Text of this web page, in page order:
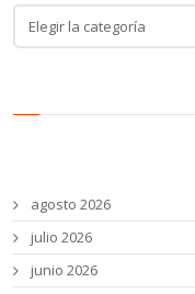
Categoría
de
noticias
agosto 2026
julio 2026
junio 2026